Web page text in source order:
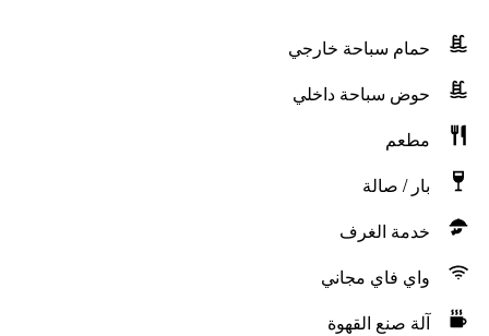
حمام سباحة خارجي
حوض سباحة داخلي
مطعم
بار / صالة
خدمة الغرف
واي فاي مجاني
آلة صنع القهوة